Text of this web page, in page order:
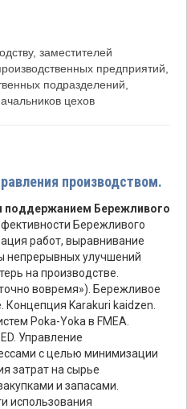
заместителей
предприятий,
подразделений,
цехов
производством.
поддержанием Бережливого
Бережливого
работ, выравнивание
непрерывных улучшений
на производстве.
вовремя»). Бережливое
Karakuri kaidzen.
Poka-Yoka в FMEA.
Управление
с целью минимизации
затрат на сырье
и запасами.
использования